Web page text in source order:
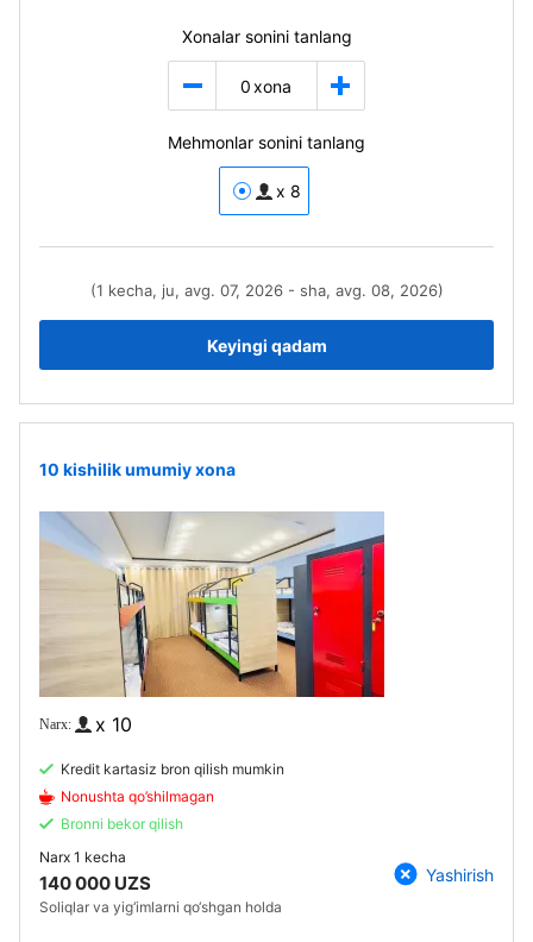
Xonalar sonini tanlang
0 xona
Mehmonlar sonini tanlang
x 8
(1 kecha, ju, avg. 07, 2026 - sha, avg. 08, 2026)
Keyingi qadam
10 kishilik umumiy xona
x 10
Kredit kartasiz bron qilish mumkin
Nonushta qo’shilmagan
Bronni bekor qilish
Narx 1 kecha
140 000 UZS
Soliqlar va yig‘imlarni qo‘shgan holda
Yashirish